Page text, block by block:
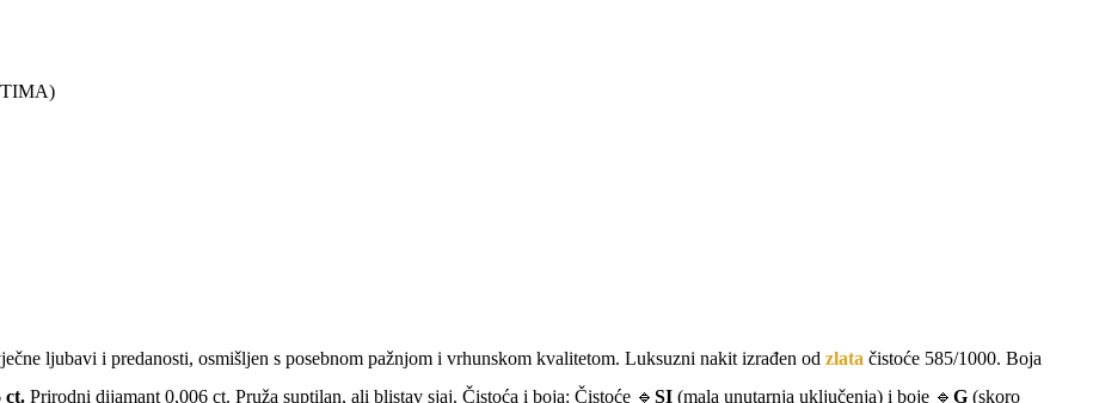
ljubavi i predanosti, osmišljen s posebnom pažnjom i vrhunskom kvalitetom. Luksuzni nakit izrađen od zlata čistoće 585/1000. Boja
ct. Prirodni dijamant 0,006 ct. Pruža suptilan, ali blistav sjaj. Čistoća i boja: Čistoće 🔹 SI (mala unutarnja uključenja) i boje 🔹 G (skoro